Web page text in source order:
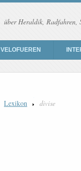
über Heraldik, Radfahren,
VELOFUEREN
Lexikon divise